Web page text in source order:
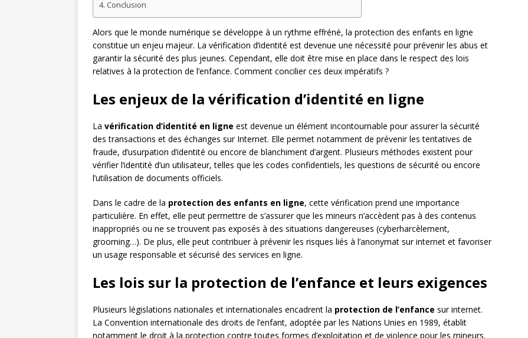
Conclusion
Alors que le monde numérique se développe à un rythme effréné, la protection des enfants en ligne
constitue un enjeu majeur. La vérification d’identité est devenue une nécessité pour prévenir les abus et
garantir la sécurité des plus jeunes. Cependant, elle doit être mise en place dans le respect des lois
relatives à la protection de l’enfance. Comment concilier ces deux impératifs ?
Les enjeux de la vérification d’identité en ligne
La vérification d’identité en ligne est devenue un élément incontournable pour assurer la sécurité
des transactions et des échanges sur Internet. Elle permet notamment de prévenir les tentatives de
fraude, d’usurpation d’identité ou encore de blanchiment d’argent. Plusieurs méthodes existent pour
vérifier l’identité d’un utilisateur, telles que les codes confidentiels, les questions de sécurité ou encore
l’utilisation de documents officiels.
Dans le cadre de la protection des enfants en ligne, cette vérification prend une importance
particulière. En effet, elle peut permettre de s’assurer que les mineurs n’accèdent pas à des contenus
inappropriés ou ne se trouvent pas exposés à des situations dangereuses (cyberharcèlement,
grooming…). De plus, elle peut contribuer à prévenir les risques liés à l’anonymat sur internet et favoriser
un usage responsable et sécurisé des services en ligne.
Les lois sur la protection de l’enfance et leurs exigences
Plusieurs législations nationales et internationales encadrent la protection de l’enfance sur internet.
La Convention internationale des droits de l’enfant, adoptée par les Nations Unies en 1989, établit
notamment le droit à la protection contre toutes formes d’exploitation et de violence pour les mineurs.